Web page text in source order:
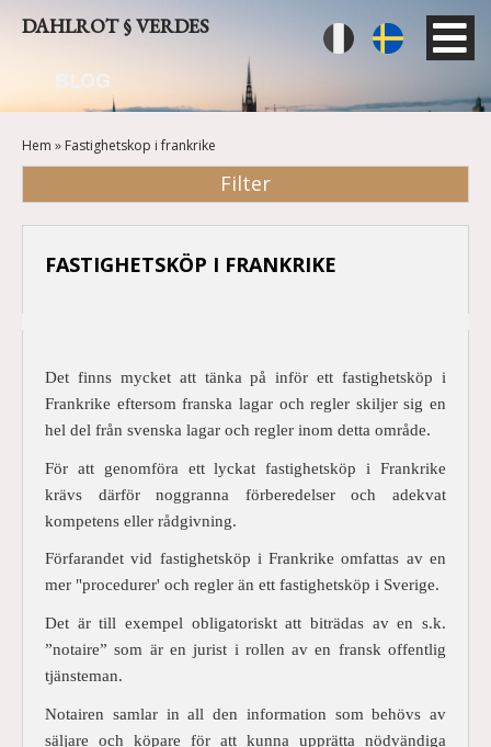
DAHLROT § VERDES
PRESENTATION
BLOG
KONTAKT
Fre
nch
Swe
dish
BLOG
Hem Fastighetskop i frankrike
Filter
FASTIGHETSKÖP I FRANKRIKE
Det finns mycket att tänka på inför ett fastighetsköp i
Frankrike eftersom franska lagar och regler skiljer sig en
hel del från svenska lagar och regler inom detta område.
För att genomföra ett lyckat fastighetsköp i Frankrike
krävs därför noggranna förberedelser och adekvat
kompetens eller rådgivning.
Förfarandet vid fastighetsköp i Frankrike omfattas av en
mer "procedurer' och regler än ett fastighetsköp i Sverige.
Det är till exempel obligatoriskt att biträdas av en s.k.
”notaire” som är en jurist i rollen av en fransk offentlig
tjänsteman.
Notairen samlar in all den information som behövs av
säljare och köpare för att kunna upprätta nödvändiga